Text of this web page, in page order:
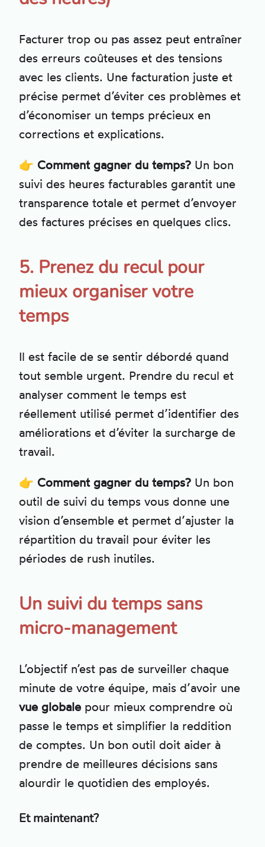
Facturer trop ou pas assez peut entraîner
des erreurs coûteuses et des tensions
avec les clients. Une facturation juste et
précise permet d’éviter ces problèmes et
d’économiser un temps précieux en
corrections et explications.
👉 Comment gagner du temps? Un bon
suivi des heures facturables garantit une
transparence totale et permet d’envoyer
des factures précises en quelques clics.
5. Prenez du recul pour
mieux organiser votre
temps
Il est facile de se sentir débordé quand
tout semble urgent. Prendre du recul et
analyser comment le temps est
réellement utilisé permet d’identifier des
améliorations et d’éviter la surcharge de
travail.
👉 Comment gagner du temps? Un bon
outil de suivi du temps vous donne une
vision d’ensemble et permet d’ajuster la
répartition du travail pour éviter les
périodes de rush inutiles.
Un suivi du temps sans
micro-management
L’objectif n’est pas de surveiller chaque
minute de votre équipe, mais d’avoir une
vue globale pour mieux comprendre où
passe le temps et simplifier la reddition
de comptes. Un bon outil doit aider à
prendre de meilleures décisions sans
alourdir le quotidien des employés.
Et maintenant?